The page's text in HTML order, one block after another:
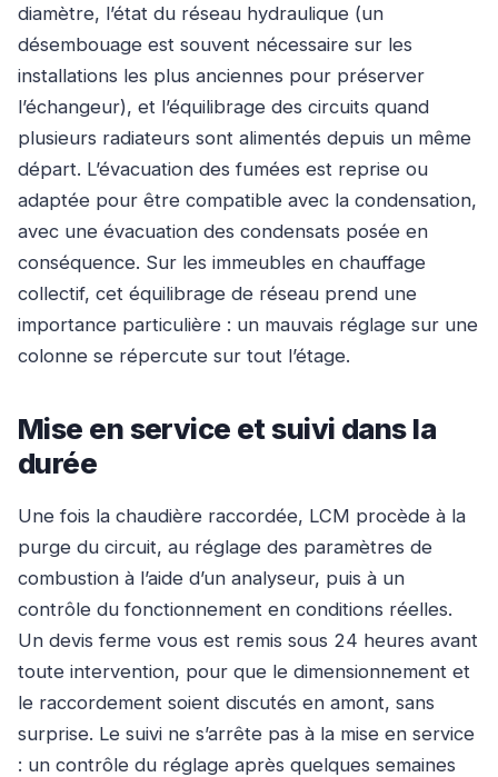
diamètre, l’état du réseau hydraulique (un
désembouage est souvent nécessaire sur les
installations les plus anciennes pour préserver
l’échangeur), et l’équilibrage des circuits quand
plusieurs radiateurs sont alimentés depuis un même
départ. L’évacuation des fumées est reprise ou
adaptée pour être compatible avec la condensation,
avec une évacuation des condensats posée en
conséquence. Sur les immeubles en chauffage
collectif, cet équilibrage de réseau prend une
importance particulière : un mauvais réglage sur une
colonne se répercute sur tout l’étage.
Mise en service et suivi dans la
durée
Une fois la chaudière raccordée, LCM procède à la
purge du circuit, au réglage des paramètres de
combustion à l’aide d’un analyseur, puis à un
contrôle du fonctionnement en conditions réelles.
Un devis ferme vous est remis sous 24 heures avant
toute intervention, pour que le dimensionnement et
le raccordement soient discutés en amont, sans
surprise. Le suivi ne s’arrête pas à la mise en service
: un contrôle du réglage après quelques semaines